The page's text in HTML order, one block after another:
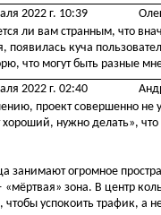
2022 г. 10:39
ли вам странным, что
появилась куча
что могут быть разные
2022 г. 02:40
проект совершенно не
хороший, нужно делать», что
занимают огромное
зона. В центр
чтобы успокоить трафик, а